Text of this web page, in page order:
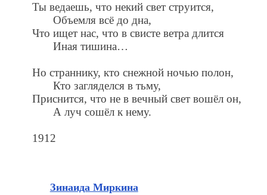
Ты ведаешь, что некий свет струится,
Объемля всё до дна,
Что ищет нас, что в свисте ветра длится
Иная тишина…
Но страннику, кто снежной ночью полон,
Кто загляделся в тьму,
Приснится, что не в вечный свет вошёл он,
А луч сошёл к нему.
1912
Зинаида Миркина